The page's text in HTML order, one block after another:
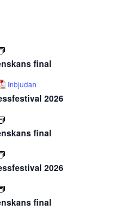
final
Inbjudan
2026
final
2026
final